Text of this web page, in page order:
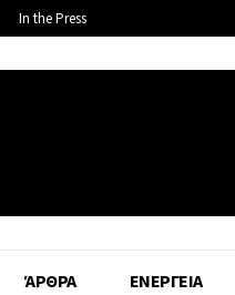
In the Press
ΆΡΘΡΑ ΕΝΕΡΓΕΙΑ